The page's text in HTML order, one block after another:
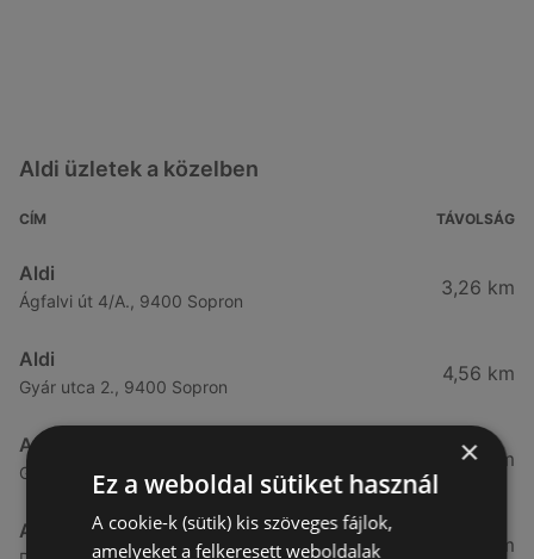
Aldi üzletek a közelben
CÍM TÁVOLSÁG
Aldi
Ágfalvi út 4/A., 9400 Sopron
3,26 km
Aldi
Gyár utca 2., 9400 Sopron
4,56 km
Aldi
Győri út 45., 9400 Sopron
7,57 km
Aldi
49,08 km
×
Ez a weboldal sütiket használ
A cookie-k (sütik) kis szöveges fájlok,
amelyeket a felkeresett weboldalak